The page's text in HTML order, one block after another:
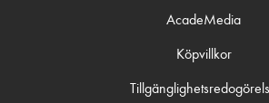
AcadeMedia
Köpvillkor